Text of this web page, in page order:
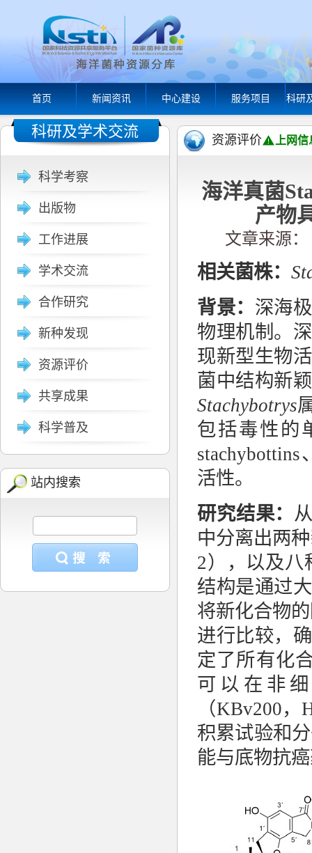
首页 新闻资讯 中心建设 服务项目 科研
科研及学术交流
科学考察
出版物
工作进展
学术交流
合作研究
新种发现
资源评价
共享成果
科学普及
站内搜索
资源评价 上网
海洋真菌
产物
文章来源：
相关菌株：
背景： 深海
物理机制。
现新型生物
菌中结构新
Stachybotrys
包括毒性的
stachybottins
活性。
研究结果：
中分离出两
2 ），以及八
结构是通过
将新化合物
进行比较，
定了所有化
可以在非
（KBv200，
积累试验和
能与底物抗